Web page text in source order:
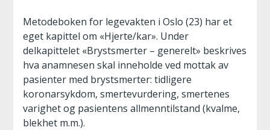
Metodeboken for legevakten i Oslo (23) har et
eget kapittel om «Hjerte/kar». Under
delkapittelet «Brystsmerter – generelt» beskrives
hva anamnesen skal inneholde ved mottak av
pasienter med brystsmerter: tidligere
koronarsykdom, smertevurdering, smertenes
varighet og pasientens allmenntilstand (kvalme,
blekhet m.m.).